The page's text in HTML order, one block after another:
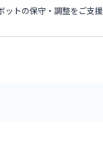
ットの保守・調整をご支援